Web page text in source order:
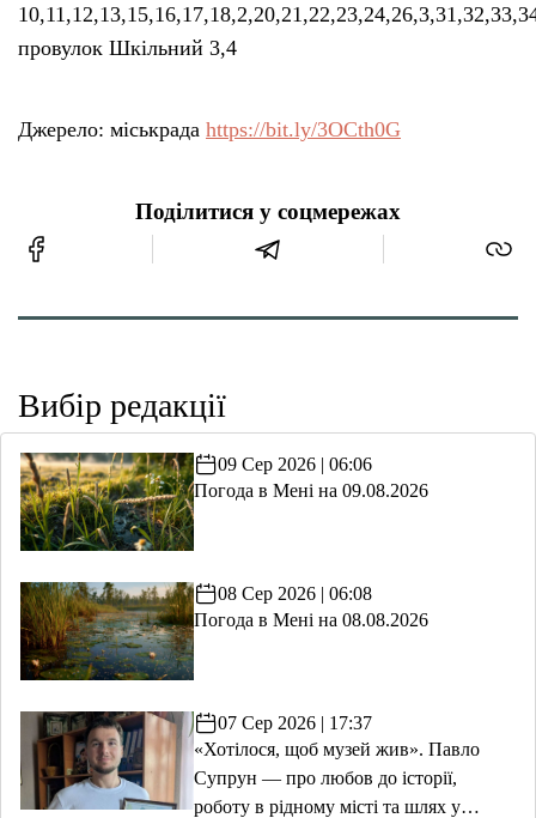
провулок Шкільний 3,4
Джерело: міськрада https://bit.ly/3OCth0G
Поділитися у соцмережах
Вибір редакції
09 Сер 2026 | 06:06
Погода в Мені на 09.08.2026
08 Сер 2026 | 06:08
Погода в Мені на 08.08.2026
07 Сер 2026 | 17:37
«Хотілося, щоб музей жив». Павло
Супрун — про любов до історії,
роботу в рідному місті та шлях у